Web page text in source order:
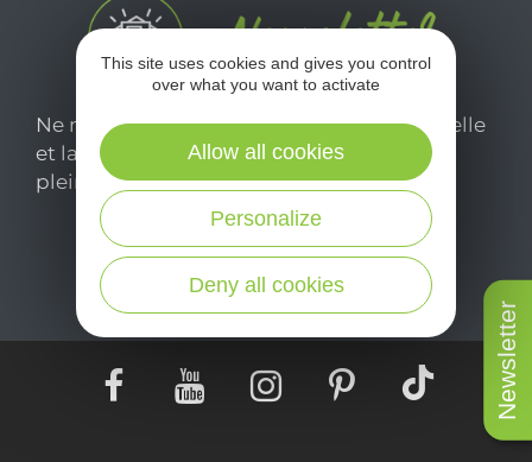
Newsletter
Ne manquez pas notre newsletter mensuelle
et laissez-vous inspirer pour profiter
pleinement de votre séjour en Aveyron.
Je m'abonne ici
This site uses cookies and gives you control
over what you want to activate
Deny all cookies
Personalize
Allow all cookies